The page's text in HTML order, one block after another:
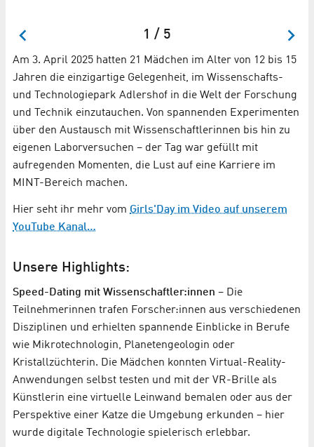
1 / 5
Am 3. April 2025 hatten 21 Mädchen im Alter von 12 bis 15
Jahren die einzigartige Gelegenheit, im Wissenschafts-
und Technologiepark Adlershof in die Welt der Forschung
und Technik einzutauchen. Von spannenden Experimenten
über den Austausch mit Wissenschaftlerinnen bis hin zu
eigenen Laborversuchen – der Tag war gefüllt mit
aufregenden Momenten, die Lust auf eine Karriere im
MINT-Bereich machen.
Hier seht ihr mehr vom Girls'Day im Video auf unserem
YouTube Kanal…
Unsere Highlights:
Speed-Dating mit Wissenschaftler:innen – Die
Teilnehmerinnen trafen Forscher:innen aus verschiedenen
Disziplinen und erhielten spannende Einblicke in Berufe
wie Mikrotechnologin, Planetengeologin oder
Kristallzüchterin. Die Mädchen konnten Virtual-Reality-
Anwendungen selbst testen und mit der VR-Brille als
Künstlerin eine virtuelle Leinwand bemalen oder aus der
Perspektive einer Katze die Umgebung erkunden – hier
wurde digitale Technologie spielerisch erlebbar.